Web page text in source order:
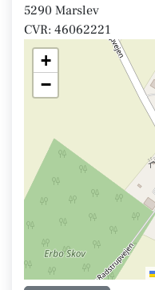
5290 Marslev
CVR: 46062221
+
−